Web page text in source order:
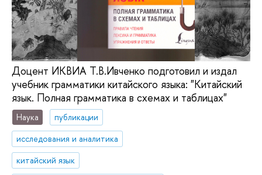
Доцент ИКВИА Т.В.Ивченко подготовил и издал
учебник грамматики китайского языка: "Китайский
язык. Полная грамматика в схемах и таблицах"
Наука
публикации
исследования и аналитика
китайский язык